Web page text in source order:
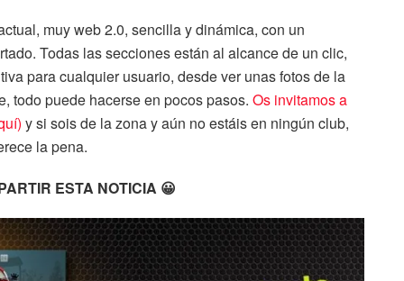
muy web 2.0, sencilla y dinámica, con un
Todas las secciones están al alcance de un clic,
para cualquier usuario, desde ver unas fotos de la
todo puede hacerse en pocos pasos. Os invitamos a
y si sois de la zona y aún no estáis en ningún club,
la pena.
ESTA NOTICIA 😀